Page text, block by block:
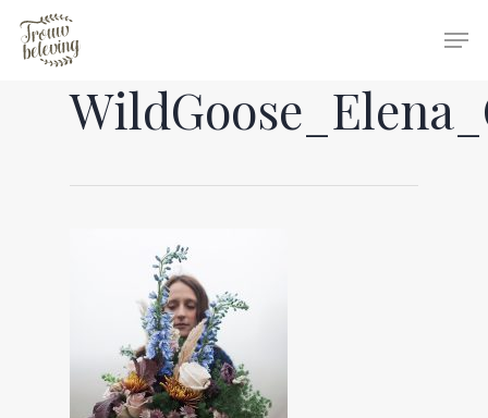
Hit enter to search or ESC to close